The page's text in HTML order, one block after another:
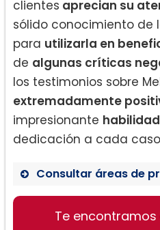
clientes aprecian su
sólido conocimiento de
para utilizarla en
de algunas críticas
los testimonios sobre
extremadamente
impresionante
dedicación a cada
Consultar áreas de
Derecho de
Ajuste de
Te